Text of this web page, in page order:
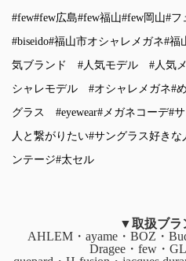
#few#few広島#few福山#few岡山#フ
#biseido#福山市オシャレメガネ#福
気ブランド
#人気モデル #人気
シャレモデル
#オシャレメガネ#
グラス
#eyewear#メガネコーデ#
人と繋がりたい#サングラス好きな
ンテージ#太セル
▼取扱ブラ
AHLEM・ayame・BOZ・
Dragee・few・